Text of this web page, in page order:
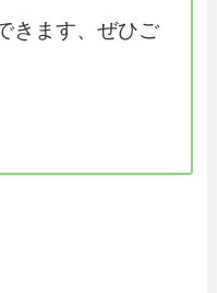
きます、ぜひご